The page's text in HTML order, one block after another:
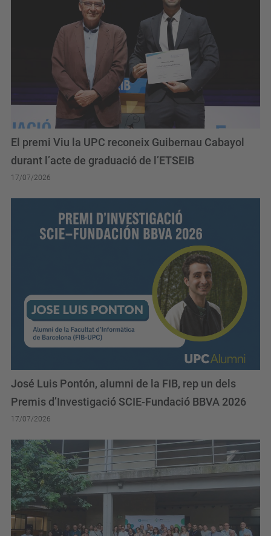
El premi Viu la UPC reconeix Guibernau Cabayol
durant l’acte de graduació de l’ETSEIB
José Luis Pontón, alumni de la FIB, rep un dels
Premis d’Investigació SCIE-Fundació BBVA 2026